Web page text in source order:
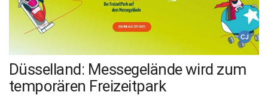
Düsselland: Messegelände wird zum
temporären Freizeitpark